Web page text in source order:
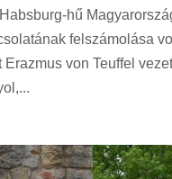
hű
felszámolása
von Teuffel